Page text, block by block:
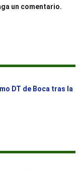
un comentario.
DT de Boca tras la